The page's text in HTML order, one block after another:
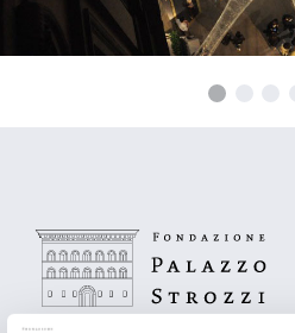
tecnologiche.
Palazzo Strozzi (tutti i